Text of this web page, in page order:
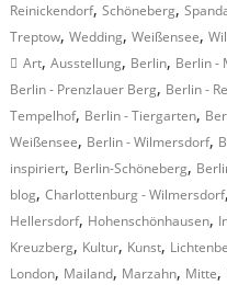
Reinickendorf,Schöneberg,
Treptow,Wedding,Weißensee,
Art,Ausstellung, Berlin, Berlin -
Berlin - Prenzlauer Berg, Berlin -
Tempelhof, Berlin - Tiergarten,
Weißensee, Berlin - Wilmersdorf,
inspiriert, Berlin-Schöneberg,
blog,Charlottenburg - Wilmersdorf,
Hellersdorf, Hohenschönhausen,
Kreuzberg, Kultur, Kunst,
London, Mailand, Marzahn, Mitte,